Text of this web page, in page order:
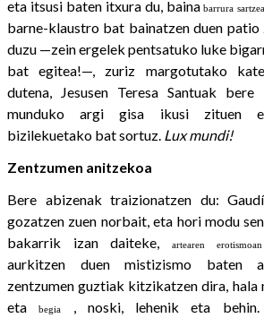
eta itsusi baten itxura du, bainabarrura
barne-klaustro bat bainatzen duen
duzu —zein ergelek pentsatuko luke
bat egitea!—, zuriz margotutako
dutena, Jesusen Teresa Santuak
munduko argi gisa ikusi zituen
bizilekuetako bat sortuz. Lux mundi!
Zentzumen anitzekoa
Bere abizenak traizionatzen du:
gozatzen zuen norbait, eta hori modu
bakarrik izan daiteke,
artearen erotismoan
aurkitzen duen mistizismo baten
zentzumen guztiak kitzikatzen dira, hala
etabegia
, noski, lehenik eta behin.